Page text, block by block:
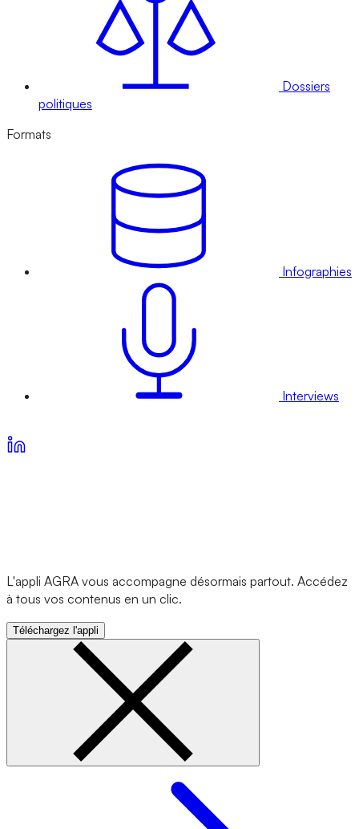
Dossiers
politiques
Formats
Infographies
Interviews
L'appli AGRA vous accompagne désormais partout. Accédez
à tous vos contenus en un clic.
Téléchargez l'appli